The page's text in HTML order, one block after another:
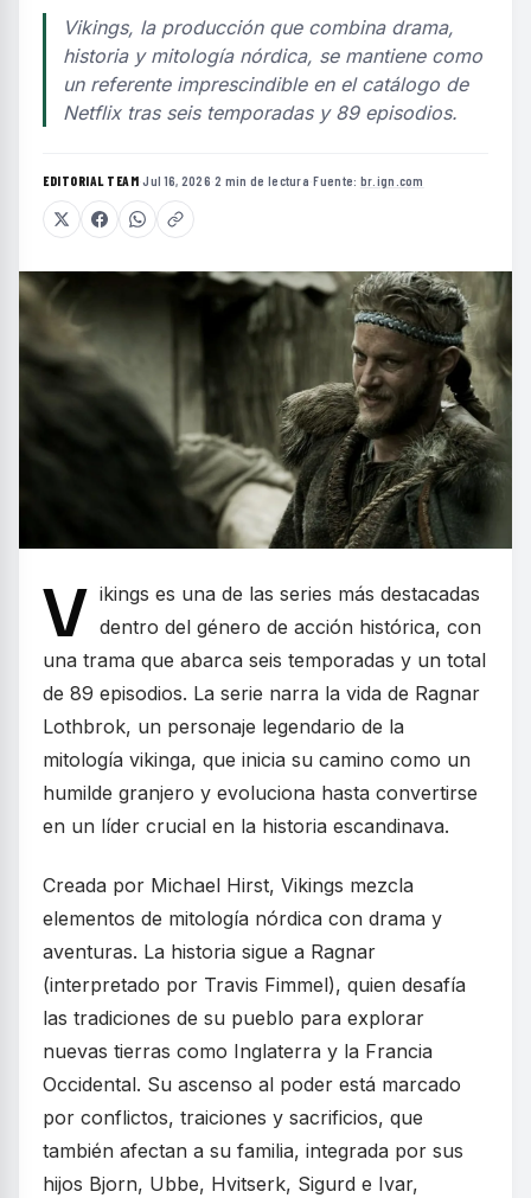
Vikings, la producción que combina drama,
historia y mitología nórdica, se mantiene como
un referente imprescindible en el catálogo de
Netflix tras seis temporadas y 89 episodios.
EDITORIAL TEAM·Jul 16, 2026·2 min de lectura·Fuente: br.ign.com
V ikings es una de las series más destacadas
dentro del género de acción histórica, con
una trama que abarca seis temporadas y un total
de 89 episodios. La serie narra la vida de Ragnar
Lothbrok, un personaje legendario de la
mitología vikinga, que inicia su camino como un
humilde granjero y evoluciona hasta convertirse
en un líder crucial en la historia escandinava.
Creada por Michael Hirst, Vikings mezcla
elementos de mitología nórdica con drama y
aventuras. La historia sigue a Ragnar
(interpretado por Travis Fimmel), quien desafía
las tradiciones de su pueblo para explorar
nuevas tierras como Inglaterra y la Francia
Occidental. Su ascenso al poder está marcado
por conflictos, traiciones y sacrificios, que
también afectan a su familia, integrada por sus
hijos Bjorn, Ubbe, Hvitserk, Sigurd e Ivar,